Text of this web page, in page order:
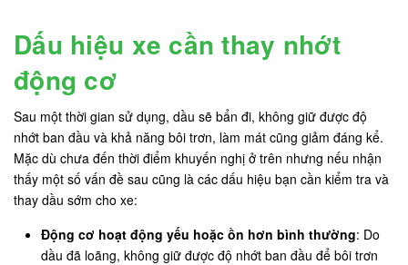
Dấu hiệu xe cần thay nhớt
động cơ
Sau một thời gian sử dụng, dầu sẽ bẩn đi, không giữ được độ
nhớt ban đầu và khả năng bôi trơn, làm mát cũng giảm đáng kể.
Mặc dù chưa đến thời điểm khuyến nghị ở trên nhưng nếu nhận
thấy một số vấn đề sau cũng là các dấu hiệu bạn cần kiểm tra và
thay dầu sớm cho xe:
Động cơ hoạt động yếu hoặc ồn hơn bình thường: Do
dầu đã loãng, không giữ được độ nhớt ban đầu để bôi trơn